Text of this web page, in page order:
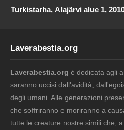
Turkistarha, Alajärvi alue 1,
Laverabestia.org
Laverabestia.org è dedicata agli
saranno uccisi dall'avidità,
degli umani. Alle generazioni
che soffriranno e moriranno a
tutte le creature nostre simili che,